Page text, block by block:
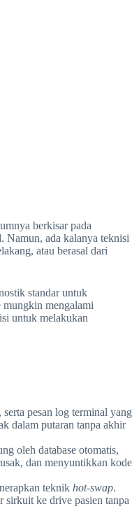
berkisar pada
Namun, ada kalanya teknisi
atau berasal dari
standar untuk
mengalami
untuk melakukan
pesan log terminal yang
dalam putaran tanpa akhir
oleh database otomatis,
dan menyuntikkan kode
teknik hot-swap.
sirkuit ke drive pasien tanpa